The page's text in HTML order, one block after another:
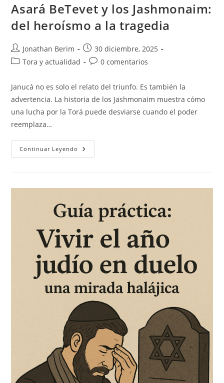
Asará BeTevet y los Jashmonaim:
del heroísmo a la tragedia
Autor
de
Jonathan Berim
Entrada
publicada:
30 diciembre, 2025
Categoría
la
entrada:
Tora y actualidad
Comentarios
la
0 comentarios
Janucá no es solo el relato del triunfo. Es también la
advertencia. La historia de los Jashmonaim muestra cómo
una lucha por la Torá puede desviarse cuando el poder
reemplaza…
Continuar Leyendo Asará
BeTevet
Heroísmo
La
Tragedia